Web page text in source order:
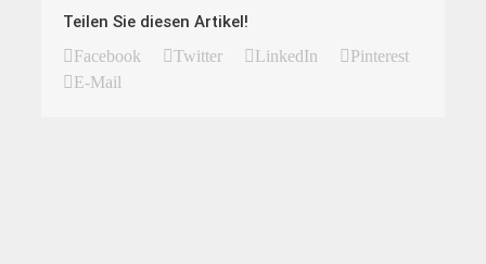
Teilen Sie diesen Artikel!
Facebook Twitter LinkedIn
Pinterest
E-Mail